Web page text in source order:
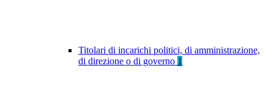
Titolari di incarichi politici, di amministrazione,
di direzione o di governo 1